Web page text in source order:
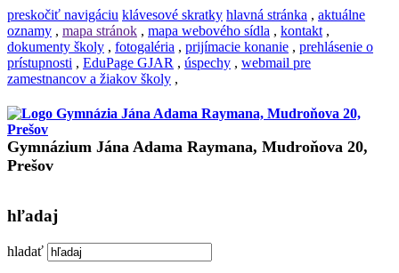
preskočiť navigáciu klávesové skratky hlavná stránka , aktuálne
oznamy , mapa stránok , mapa webového sídla , kontakt ,
dokumenty školy , fotogaléria , prijímacie konanie , prehlásenie o
prístupnosti , EduPage GJAR , úspechy , webmail pre
zamestnancov a žiakov školy ,
Gymnázium Jána Adama Raymana, Mudroňova 20,
Prešov
hľadaj
hladať